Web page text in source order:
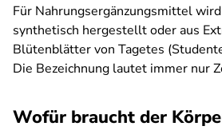
Für Nahrungsergänzungsmittel
synthetisch hergestellt oder aus
Blütenblätter von Tagetes
Die Bezeichnung lautet immer nur
Wofür braucht der